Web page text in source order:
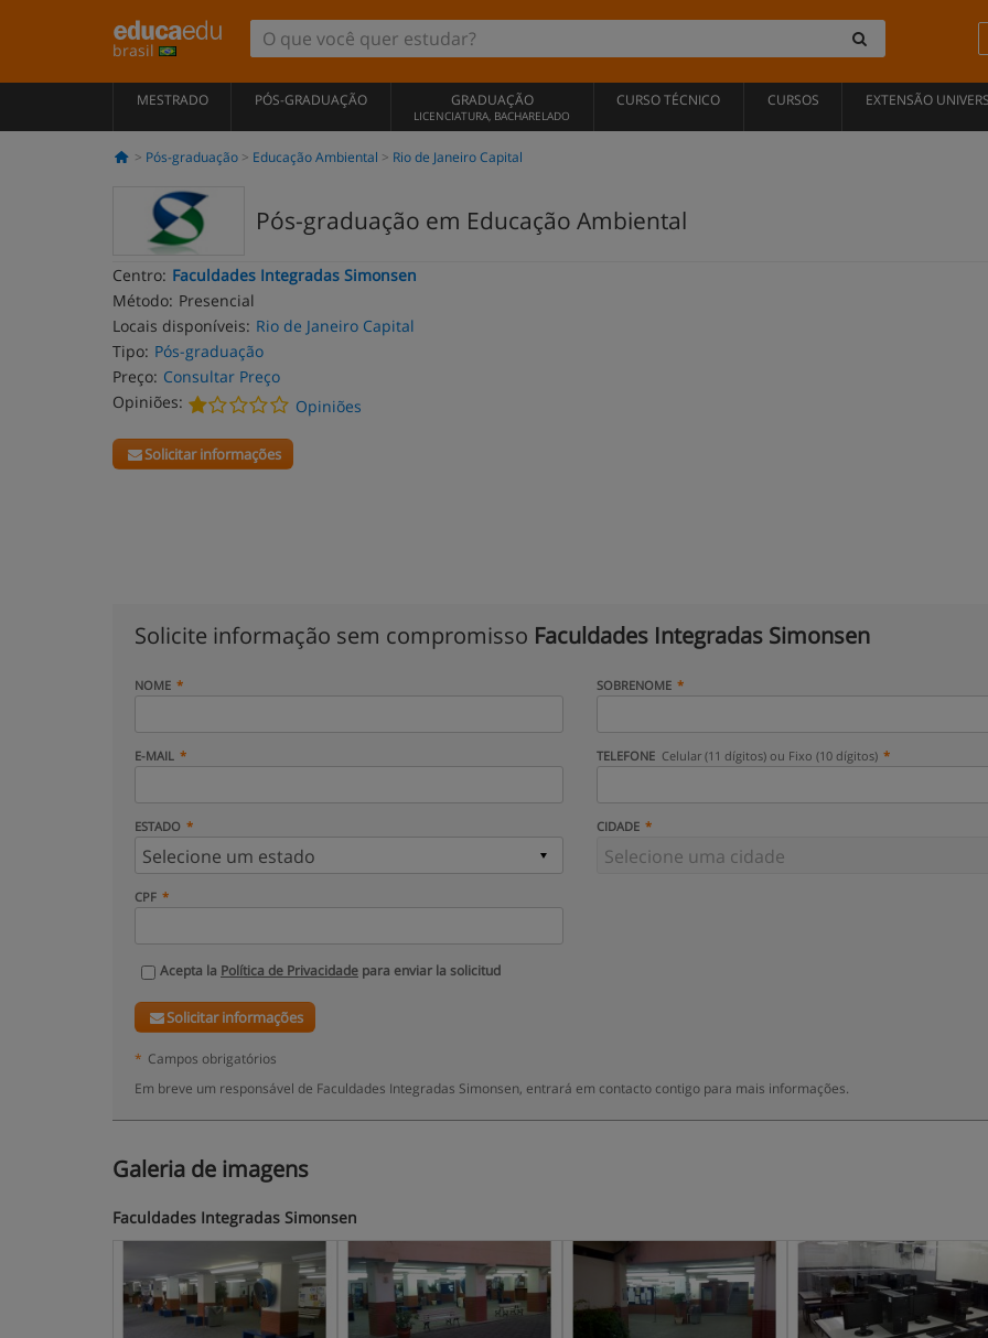
brasil
MESTRADO PÓS-GRADUAÇÃO GRADUAÇÃO
LICENCIATURA, BACHARELADO
CURSO TÉCNICO CURSOS EXTENSÃO
Pós-graduação Educação Ambiental Rio de Janeiro Capital
Pós-graduação em Educação Ambiental
Centro: Faculdades Integradas Simonsen
Método: Presencial
Locais disponíveis: Rio de Janeiro Capital
Tipo: Pós-graduação
Preço: Consultar Preço
Opiniões:
Opiniões
Solicitar informações
Solicite informação sem compromisso Faculdades Integradas Simonsen
NOME SOBRENOME
E-MAIL TELEFONE Celular (11 dígitos) ou Fixo (10 dígitos)
ESTADO CIDADE
CPF
Acepta la Política de Privacidade para enviar la solicitud
Solicitar informações
* Campos obrigatórios
Em breve um responsável de Faculdades Integradas Simonsen, entrará em contacto contigo para mais informações.
Galeria de imagens
Faculdades Integradas Simonsen